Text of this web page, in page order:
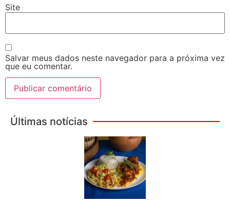
Site
Salvar meus dados neste navegador para a próxima vez
que eu comentar.
Últimas notícias